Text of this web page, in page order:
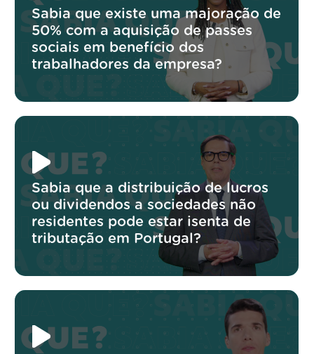
Sabia que existe uma majoração de
50% com a aquisição de passes
sociais em benefício dos
trabalhadores da empresa?
Sabia que a distribuição de lucros
ou dividendos a sociedades não
residentes pode estar isenta de
tributação em Portugal?